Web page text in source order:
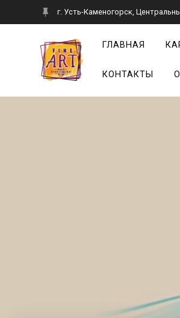
г. Усть-Каменогорск,
ГЛАВНАЯ
КОНТАКТЫ